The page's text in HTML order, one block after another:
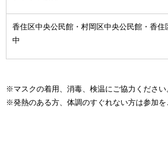
香住区中央公民館・村岡区中央公民館・香住
中
※マスクの着用、消毒、検温にご協力ください
※発熱のある方、体調のすぐれない方は参加を